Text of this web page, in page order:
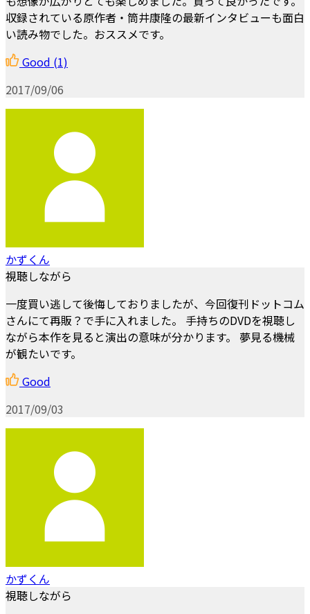
収録されている原作者・筒井康隆の最新インタビューも面白
い読み物でした。おススメです。
Good (1)
2017/09/06
かずくん
視聴しながら
一度買い逃して後悔しておりましたが、今回復刊ドットコム
さんにて再販？で手に入れました。 手持ちのDVDを視聴し
ながら本作を見ると演出の意味が分かります。 夢見る機械
が観たいです。
Good
2017/09/03
かずくん
視聴しながら